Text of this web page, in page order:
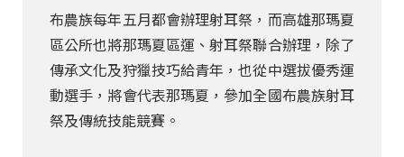
布農族每年五月都會辦理射耳祭，而高雄那瑪夏
區公所也將那瑪夏區運、射耳祭聯合辦理，除了
傳承文化及狩獵技巧給青年，也從中選拔優秀運
動選手，將會代表那瑪夏，參加全國布農族射耳
祭及傳統技能競賽。